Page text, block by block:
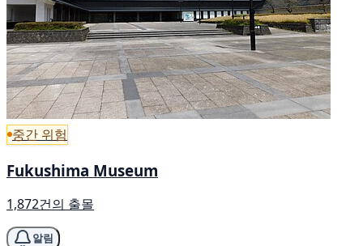
중간 위험
Fukushima Museum
1,872건의 출몰
알림